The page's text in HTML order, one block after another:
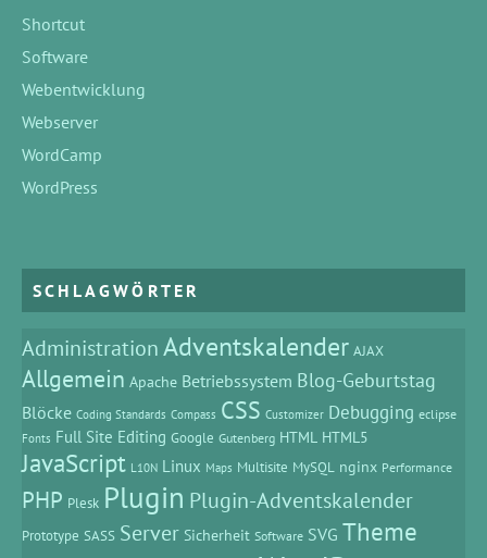
Shortcut
Software
Webentwicklung
Webserver
WordCamp
WordPress
SCHLAGWÖRTER
AdministrationAdventskalender AJAX
Allgemein Apache Betriebssystem Blog-Geburtstag
Blöcke Coding Standards Compass CSS Customizer Debugging eclipse
Fonts Full Site Editing Google Gutenberg HTML HTML5
JavaScript L10N Linux Maps Multisite MySQL nginx Performance
PHP Plesk Plugin Plugin-Adventskalender
Prototype SASS Server Sicherheit Software SVG Theme